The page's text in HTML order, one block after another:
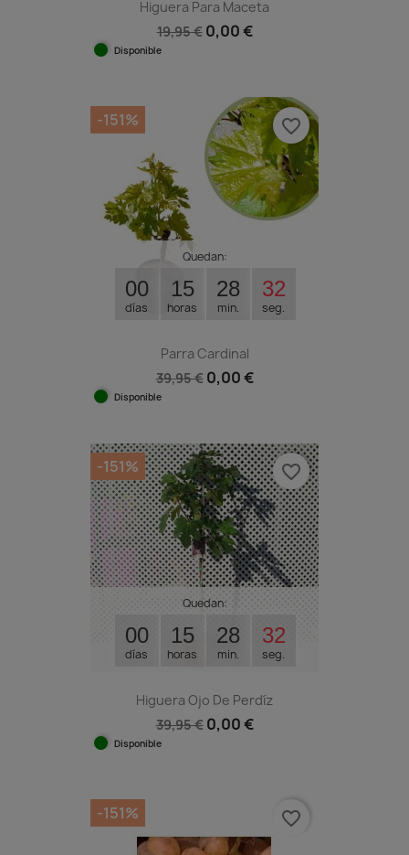
Higuera Para Maceta
19,95 € 0,00 €
Disponible
Quedan:
00
días
15
horas
28
min.
31
seg.
Parra Cardinal
39,95 € 0,00 €
Disponible
-151% favorite_border
Quedan:
00
días
15
horas
28
min.
31
seg.
Higuera Ojo De Perdíz
39,95 € 0,00 €
Disponible
-151% favorite_border
-151% favorite_border